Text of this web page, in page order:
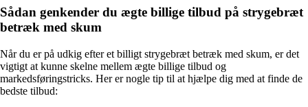
Sådan genkender du ægte billige tilbud på strygebræt
betræk med skum
Når du er på udkig efter et billigt strygebræt betræk med skum, er det
vigtigt at kunne skelne mellem ægte billige tilbud og
markedsføringstricks. Her er nogle tip til at hjælpe dig med at finde de
bedste tilbud: